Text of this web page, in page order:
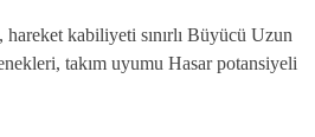
kabiliyeti sınırlı Büyücü Uzun
takım uyumu Hasar potansiyeli